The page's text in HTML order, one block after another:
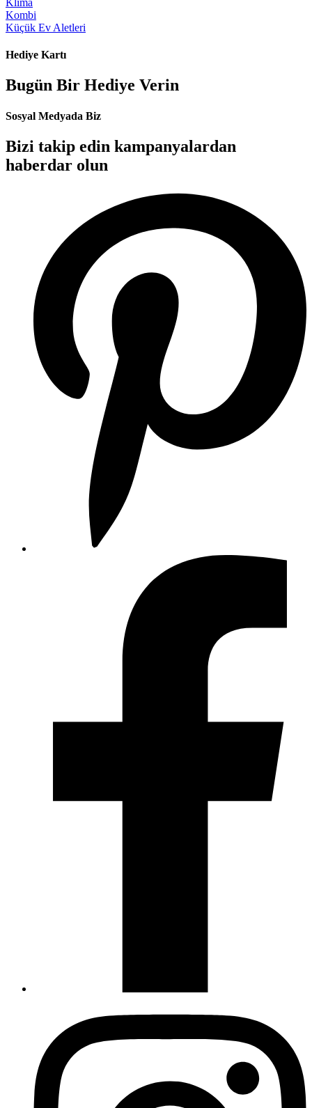
Kombi
Küçük Ev Aletleri
Hediye Kartı
Bugün Bir Hediye Verin
Sosyal Medyada Biz
Bizi takip edin kampanyalardan
haberdar olun